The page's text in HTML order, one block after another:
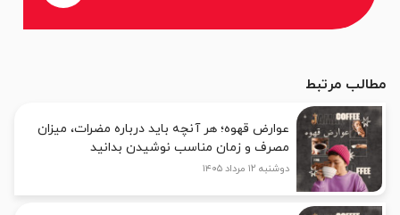
مطالب مرتبط
عوارض قهوه؛ هر آنچه باید درباره مضرات، میزان
مصرف و زمان مناسب نوشیدن بدانید
دوشنبه ۱۲ مرداد ۱۴۰۵